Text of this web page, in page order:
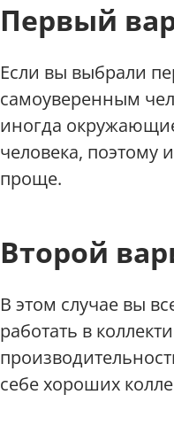
Первый
Если вы выбрали
самоуверенным
иногда
человека, поэтому
проще.
Второй
В этом случае вы
работать в
себе хороших